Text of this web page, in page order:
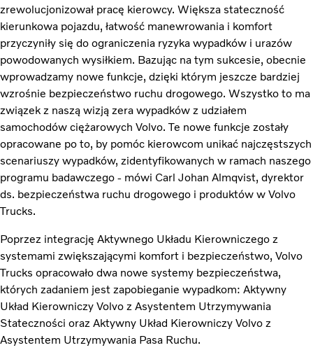
zrewolucjonizował pracę kierowcy. Większa stateczność
kierunkowa pojazdu, łatwość manewrowania i komfort
przyczyniły się do ograniczenia ryzyka wypadków i urazów
powodowanych wysiłkiem. Bazując na tym sukcesie, obecnie
wprowadzamy nowe funkcje, dzięki którym jeszcze bardziej
wzrośnie bezpieczeństwo ruchu drogowego. Wszystko to ma
związek z naszą wizją zera wypadków z udziałem
samochodów ciężarowych Volvo. Te nowe funkcje zostały
opracowane po to, by pomóc kierowcom unikać najczęstszych
scenariuszy wypadków, zidentyfikowanych w ramach naszego
programu badawczego - mówi Carl Johan Almqvist, dyrektor
ds. bezpieczeństwa ruchu drogowego i produktów w Volvo
Trucks.
Poprzez integrację Aktywnego Układu Kierowniczego z
systemami zwiększającymi komfort i bezpieczeństwo, Volvo
Trucks opracowało dwa nowe systemy bezpieczeństwa,
których zadaniem jest zapobieganie wypadkom: Aktywny
Układ Kierowniczy Volvo z Asystentem Utrzymywania
Stateczności oraz Aktywny Układ Kierowniczy Volvo z
Asystentem Utrzymywania Pasa Ruchu.